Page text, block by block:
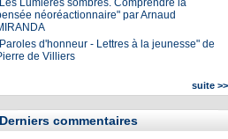
Lumières sombres. Comprendre la
néoréactionnaire" par Arnaud
d'honneur - Lettres à la jeunesse" de
de Villiers
suite >>
Derniers commentaires